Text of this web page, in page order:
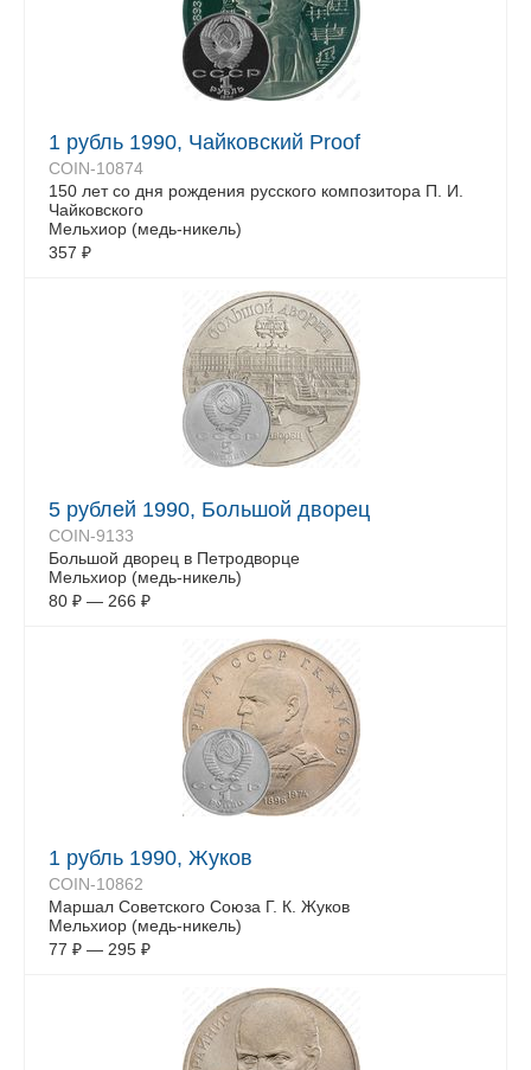
1 рубль 1990, Чайковский Proof
COIN-10874
150 лет со дня рождения русского композитора П. И.
Чайковского
Мельхиор (медь-никель)
357 ₽
5 рублей 1990, Большой дворец
COIN-9133
Большой дворец в Петродворце
Мельхиор (медь-никель)
80 ₽ — 266 ₽
1 рубль 1990, Жуков
COIN-10862
Маршал Советского Союза Г. К. Жуков
Мельхиор (медь-никель)
77 ₽ — 295 ₽